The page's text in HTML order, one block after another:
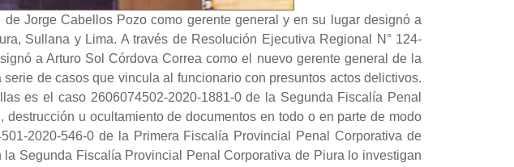
Jorge Cabellos Pozo como gerente general y en su lugar designó a
Sullana y Lima. A través de Resolución Ejecutiva Regional N° 124-
a Arturo Sol Córdova Correa como el nuevo gerente general de la
de casos que vincula al funcionario con presuntos actos delictivos.
es el caso 2606074502-2020-1881-0 de la Segunda Fiscalía Penal
u ocultamiento de documentos en todo o en parte de modo
2020-546-0 de la Primera Fiscalía Provincial Penal Corporativa de
Segunda Fiscalía Provincial Penal Corporativa de Piura lo investigan